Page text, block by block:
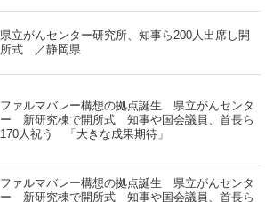
県立がんセンター研究所、知事ら200人出席し開
所式 ／静岡県
ファルマバレー構想の拠点誕生 県立がんセンタ
ー 新研究棟で開所式 知事や国会議員、首長ら
170人祝う 「大きな成果期待」
ファルマバレー構想の拠点誕生 県立がんセンタ
ー 新研究棟で開所式 知事や国会議員、首長ら